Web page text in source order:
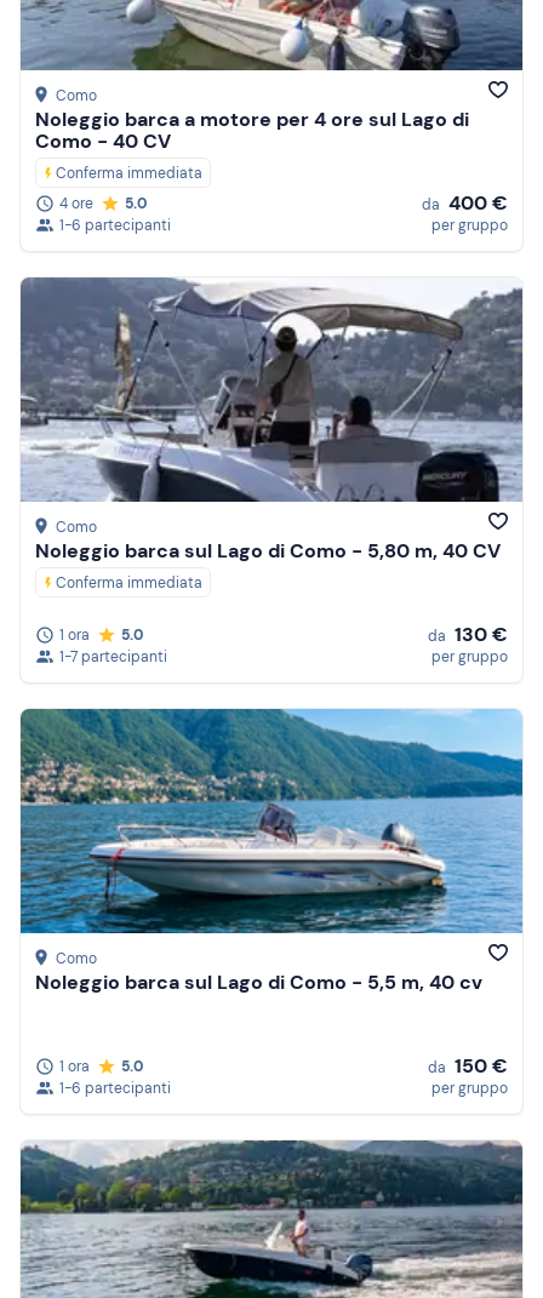
Como
Noleggio barca a motore per 4 ore sul Lago di
Como - 40 CV
Conferma immediata
4 ore
5.0
1-6 partecipanti
da 400 €
per gruppo
Como
Noleggio barca sul Lago di Como - 5,80 m, 40 CV
Conferma immediata
1 ora
5.0
1-7 partecipanti
da 130 €
per gruppo
Como
Noleggio barca sul Lago di Como - 5,5 m, 40 cv
1 ora
5.0
1-6 partecipanti
da 150 €
per gruppo